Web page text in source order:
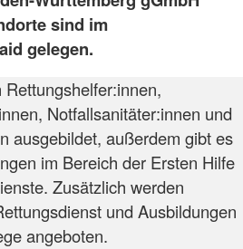
sind im
gelegen.
Notfallsanitäter:innen und
ausgebildet, außerdem gibt es
im Bereich der Ersten Hilfe
Zusätzlich werden
und Ausbildungen
angeboten.